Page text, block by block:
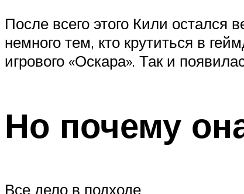
После всего этого Кили остался
немного тем, кто крутиться в
игрового «Оскара». Так и
Но почему
Все дело в подходе